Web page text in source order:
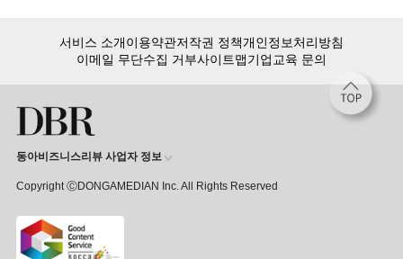
15,000여 건의 DBR 콘텐츠를
서비스 소개이용약관저작권 정책개인정보처리방침
이메일 무단수집 거부사이트맵기업교육 문의
동아비즈니스리뷰 사업자 정보
Copyright ⒸDONGAMEDIAN Inc. All Rights Reserved